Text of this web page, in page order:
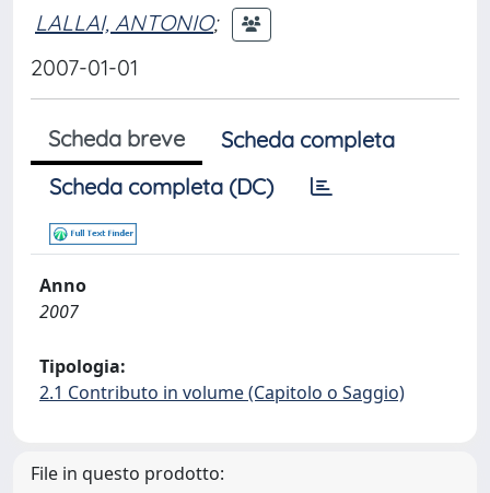
LALLAI, ANTONIO;
2007-01-01
Scheda breve
Scheda completa
Scheda completa (DC)
Anno
2007
Tipologia:
2.1 Contributo in volume (Capitolo o Saggio)
File in questo prodotto: